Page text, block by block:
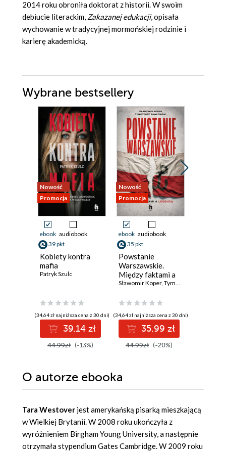
2014 roku obroniła doktorat z historii. W swoim
debiucie literackim, Zakazanej edukacji, opisała
wychowanie w tradycyjnej mormońskiej rodzinie i
karierę akademicką.
Wybrane bestsellery
Nowość
Promocja
ebook audiobook
39 pkt
Kobiety kontra
mafia
Patryk Szulc
(34,64 zł najniższa cena z 30 dni)
39.14 zł
44.99zł (-13%)
Nowość
Promocja
ebook audiobook
35 pkt
Powstanie
Warszawskie.
Między faktami a
legendą
Sławomir Koper, Tymoteusz Pawłowski
(34,64 zł najniższa cena z 30 dni)
35.99 zł
44.99zł (-20%)
O autorze ebooka
Tara Westover jest amerykańską pisarką mieszkającą
w Wielkiej Brytanii. W 2008 roku ukończyła z
wyróżnieniem Birgham Young University, a następnie
otrzymała stypendium Gates Cambridge. W 2009 roku